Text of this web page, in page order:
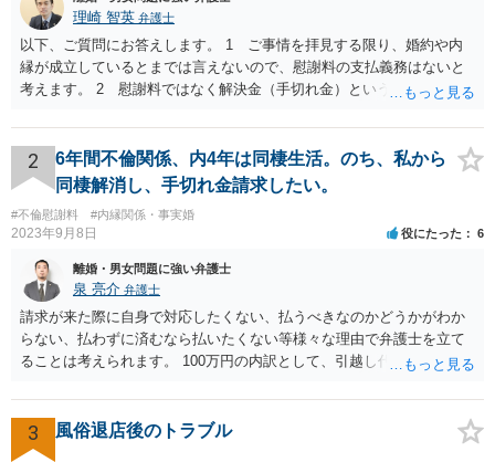
理崎 智英 弁護士
以下、ご質問にお答えします。 1 ご事情を拝見する限り、婚約や内
縁が成立しているとまでは言えないので、慰謝料の支払義務はないと
考えます。 2 慰謝料ではなく解決金（手切れ金）という名目で数十
うに合意書を取り交わす必要はあると思います。 4 合意書を取り交
わし、その中で精算条項（一切の債権債務のないことを確認する）を
設ければ、大丈夫です。
2
6年間不倫関係、内4年は同棲生活。のち、私から
同棲解消し、手切れ金請求したい。
#不倫慰謝料 #内縁関係・事実婚
2023年9月8日 役にたった 6
離婚・男女問題に強い弁護士
泉 亮介 弁護士
請求が来た際に自身で対応したくない、払うべきなのかどうかがわか
らない、払わずに済むなら払いたくない等様々な理由で弁護士を立て
ることは考えられます。 100万円の内訳として、引越し代等でどの程
によっても追加での請求については変わってくるかと思われます。 ま
た、請求する金額によっては、相手方の判断として、それで全て終わ
るのであれば払っておしまいにする、という考え方もあり得ます。
3 風俗退店後のトラブル